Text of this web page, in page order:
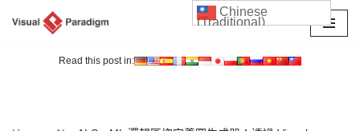
Read this post in:
Chinese
(Traditional)